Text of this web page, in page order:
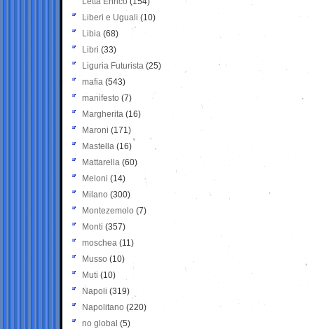
Liberi e Uguali (10)
Libia (68)
Libri (33)
Liguria Futurista (25)
mafia (543)
manifesto (7)
Margherita (16)
Maroni (171)
Mastella (16)
Mattarella (60)
Meloni (14)
Milano (300)
Montezemolo (7)
Monti (357)
moschea (11)
Musso (10)
Muti (10)
Napoli (319)
Napolitano (220)
no global (5)